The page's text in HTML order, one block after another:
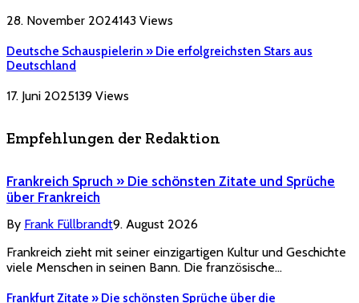
28. November 2024143 Views
Deutsche Schauspielerin » Die erfolgreichsten Stars aus
Deutschland
17. Juni 2025139 Views
Empfehlungen der Redaktion
Frankreich Spruch » Die schönsten Zitate und Sprüche
über Frankreich
By Frank Füllbrandt9. August 2026
Frankreich zieht mit seiner einzigartigen Kultur und Geschichte
viele Menschen in seinen Bann. Die französische…
Frankfurt Zitate » Die schönsten Sprüche über die